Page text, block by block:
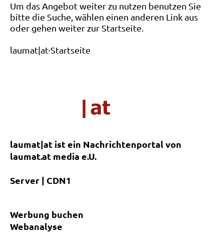
Um das Angebot weiter zu nutzen benutzen Sie
bitte die Suche, wählen einen anderen Link aus
oder gehen weiter zur Startseite.
laumat|at-Startseite
laumat|at ist ein Nachrichtenportal von
laumat.at media e.U.
Server | CDN1
Werbung buchen
Webanalyse